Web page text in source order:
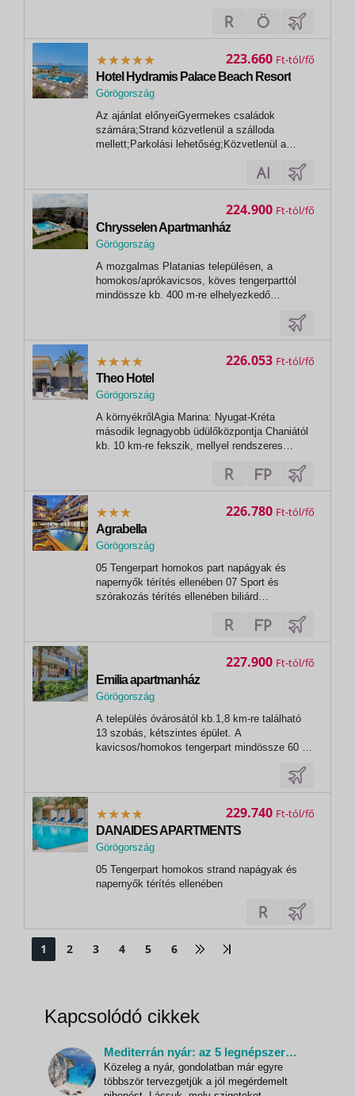
Hotel Hydramis Palace Beach Resort
Görögország
Az ajánlat előnyeiGyermekes családok
számára;Strand közvetlenül a szálloda
mellett;Parkolási lehetőség;Közvetlenül a
beutazáshoz érvényes személyi igazolvány
vagy útlevél szükséges, melynek az utazás
223.660 Ft
Chrysselen Apartmanház
Görögország
A mozgalmas Platanias településen, a
homokos/aprókavicsos, köves tengerparttól
mindössze kb. 400 m-re elhelyezkedő
szobák lépcsőn keresztül közelíthetők meg)
szupermarket)...
224.900 Ft
Theo Hotel
Görögország
Agia Marina
A környékrőlAgia Marina: Nyugat-Kréta
második legnagyobb üdülőközpontja Chaniától
kb. 10 km-re fekszik, mellyel rendszeres
tengerpartja a kisgyermekes családok részére
teszi vonzóvá, a mozgalmas nyaralást
226.053 Ft
Agrabella
Görögország
Hersonissos
05 Tengerpart homokos part napágyak és
napernyők térítés ellenében 07 Sport és
szórakozás térítés ellenében biliárd
szolgáltatóknál) 10 Fontos foglalási
információA szálloda 12 éven aluli vendégeket
226.780 Ft
Emilia apartmanház
Görögország
Rethymno
A település óvárosától kb.1,8 km-re található
13 szobás, kétszintes épület. A
kavicsos/homokos tengerpart mindössze 60 m-
A hosszan elnyúló sétányon számos kávézó,
vendéglő, vásárlási lehetőség várja az
kb.1,8...
227.900 Ft
DANAIDES APARTMENTS
Görögország
Heraklion
05 Tengerpart homokos strand napágyak és
napernyők térítés ellenében
229.740 Ft
1 2 3 4 5 6
Kapcsolódó cikkek
Mediterrán nyár: az 5 legnépszerűbb görög sziget
Közeleg a nyár, gondolatban már egyre
többször tervezgetjük a jól megérdemelt